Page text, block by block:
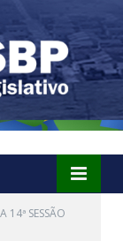
14ª SESSÃO